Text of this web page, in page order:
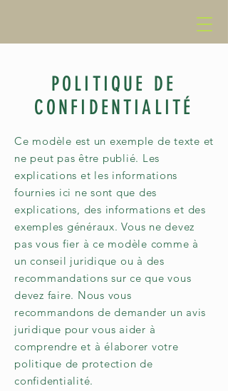
POLITIQUE DE
CONFIDENTIALITÉ
Ce modèle est un exemple de texte et
ne peut pas être publié. Les
explications et les informations
fournies ici ne sont que des
explications, des informations et des
exemples généraux. Vous ne devez
pas vous fier à ce modèle comme à
un conseil juridique ou à des
recommandations sur ce que vous
devez faire. Nous vous
recommandons de demander un avis
juridique pour vous aider à
comprendre et à élaborer votre
politique de protection de
confidentialité.